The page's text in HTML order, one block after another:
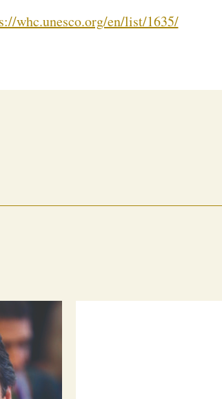
whc.unesco.org/en/list/1635/